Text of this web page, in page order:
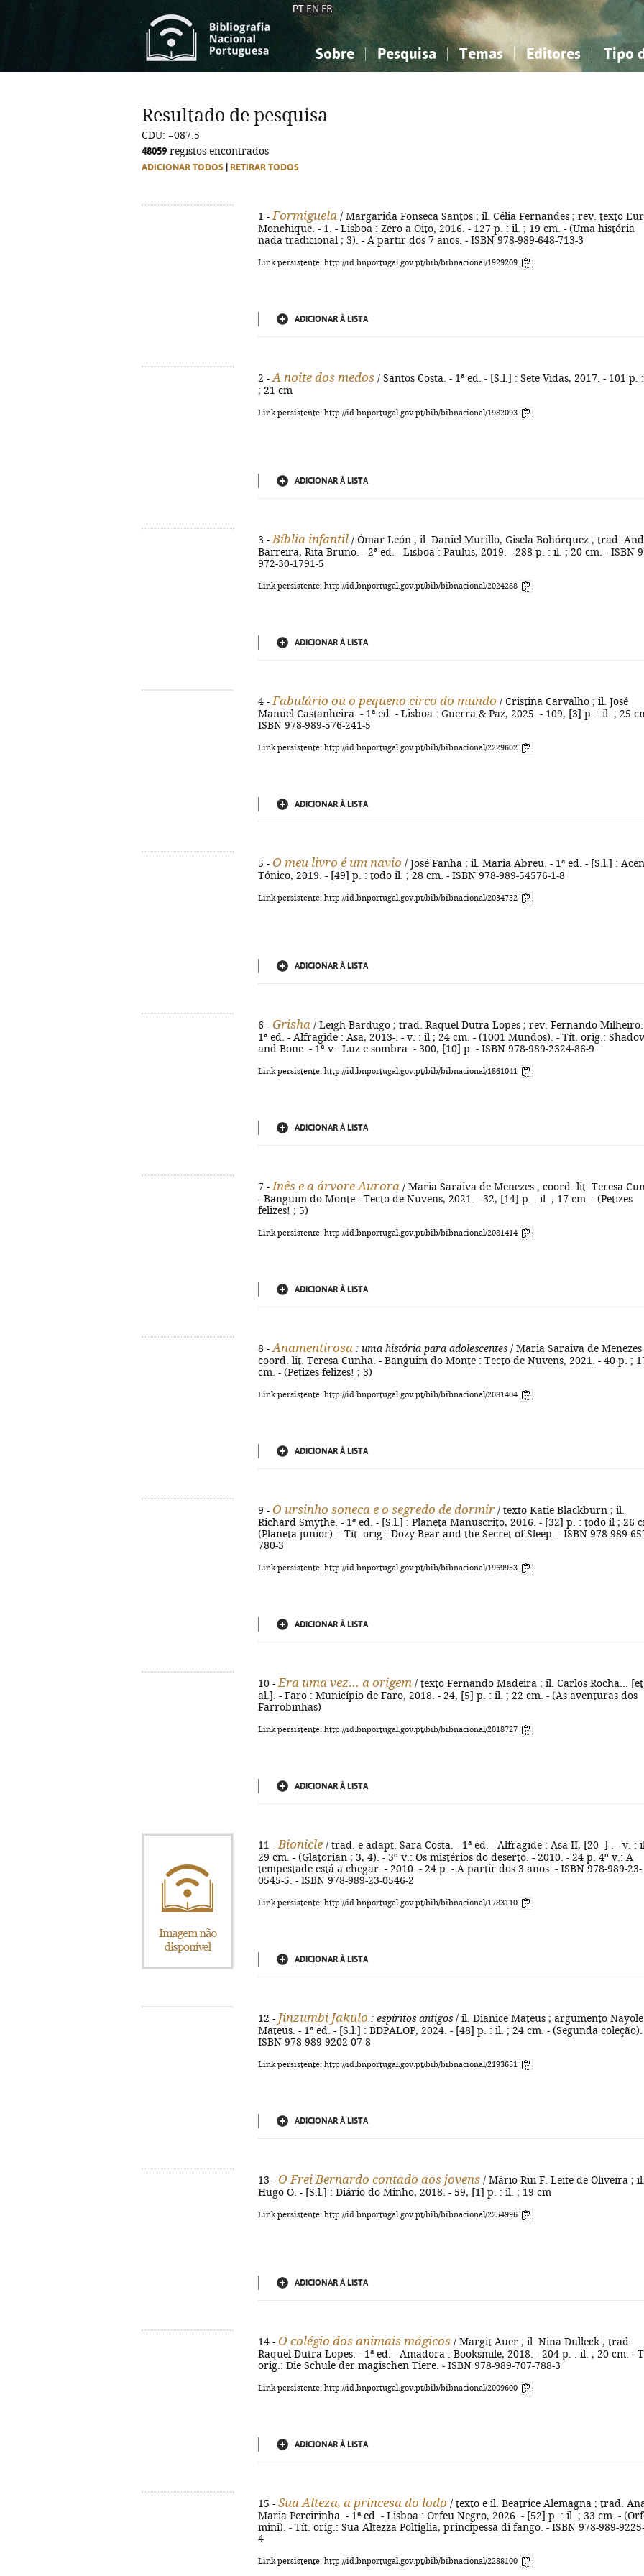
PT EN FR
Sobre Pesquisa Temas
Ciências sociais...
Editores Tipo
Ciências sociais...
Resultado de pesquisa
CDU: =087.5
48059 registos encontrados
ADICIONAR TODOS RETIRAR TODOS
1 - Formiguela / Margarida Fonseca Santos ; il. Célia Fernandes ; rev. texto
Monchique. - 1. - Lisboa : Zero a Oito, 2016. - 127 p. : il. ; 19 cm. - (Uma história
nada tradicional ; 3). - A partir dos 7 anos. - ISBN 978-989-648-713-3
Link persistente: http://id.bnportugal.gov.pt/bib/bibnacional/1929209
ADICIONAR À LISTA
2 - A noite dos medos / Santos Costa. - 1ª ed. - [S.l.] : Sete Vidas, 2017. - 101 p. :
; 21 cm
Link persistente: http://id.bnportugal.gov.pt/bib/bibnacional/1982093
ADICIONAR À LISTA
3 - Bíblia infantil / Ómar León ; il. Daniel Murillo, Gisela Bohórquez ; trad.
Barreira, Rita Bruno. - 2ª ed. - Lisboa : Paulus, 2019. - 288 p. : il. ; 20 cm. - ISBN
972-30-1791-5
Link persistente: http://id.bnportugal.gov.pt/bib/bibnacional/2024288
ADICIONAR À LISTA
4 - Fabulário ou o pequeno circo do mundo / Cristina Carvalho ; il. José
Manuel Castanheira. - 1ª ed. - Lisboa : Guerra & Paz, 2025. - 109, [3] p. : il. ; 25
ISBN 978-989-576-241-5
Link persistente: http://id.bnportugal.gov.pt/bib/bibnacional/2229602
ADICIONAR À LISTA
5 - O meu livro é um navio / José Fanha ; il. Maria Abreu. - 1ª ed. - [S.l.] :
Tónico, 2019. - [49] p. : todo il. ; 28 cm. - ISBN 978-989-54576-1-8
Link persistente: http://id.bnportugal.gov.pt/bib/bibnacional/2034752
ADICIONAR À LISTA
6 - Grisha / Leigh Bardugo ; trad. Raquel Dutra Lopes ; rev. Fernando
1ª ed. - Alfragide : Asa, 2013-. - v. : il ; 24 cm. - (1001 Mundos). - Tít. orig.:
and Bone. - 1º v.: Luz e sombra. - 300, [10] p. - ISBN 978-989-2324-86-9
Link persistente: http://id.bnportugal.gov.pt/bib/bibnacional/1861041
ADICIONAR À LISTA
7 - Inês e a árvore Aurora / Maria Saraiva de Menezes ; coord. lit. Teresa
- Banguim do Monte : Tecto de Nuvens, 2021. - 32, [14] p. : il. ; 17 cm. - (Petizes
felizes! ; 5)
Link persistente: http://id.bnportugal.gov.pt/bib/bibnacional/2081414
ADICIONAR À LISTA
8 - Anamentirosa : uma história para adolescentes / Maria Saraiva de Menezes
coord. lit. Teresa Cunha. - Banguim do Monte : Tecto de Nuvens, 2021. - 40 p. ;
cm. - (Petizes felizes! ; 3)
Link persistente: http://id.bnportugal.gov.pt/bib/bibnacional/2081404
ADICIONAR À LISTA
9 - O ursinho soneca e o segredo de dormir / texto Katie Blackburn ; il.
Richard Smythe. - 1ª ed. - [S.l.] : Planeta Manuscrito, 2016. - [32] p. : todo il ; 26
(Planeta junior). - Tít. orig.: Dozy Bear and the Secret of Sleep. - ISBN 978-989-
780-3
Link persistente: http://id.bnportugal.gov.pt/bib/bibnacional/1969953
ADICIONAR À LISTA
10 - Era uma vez... a origem / texto Fernando Madeira ; il. Carlos Rocha... [et
al.]. - Faro : Município de Faro, 2018. - 24, [5] p. : il. ; 22 cm. - (As aventuras dos
Farrobinhas)
Link persistente: http://id.bnportugal.gov.pt/bib/bibnacional/2018727
ADICIONAR À LISTA
11 - Bionicle / trad. e adapt. Sara Costa. - 1ª ed. - Alfragide : Asa II, [20--]-. - v. :
29 cm. - (Glatorian ; 3, 4). - 3º v.: Os mistérios do deserto. - 2010. - 24 p. 4º v.: A
tempestade está a chegar. - 2010. - 24 p. - A partir dos 3 anos. - ISBN 978-989-23-
0545-5. - ISBN 978-989-23-0546-2
Link persistente: http://id.bnportugal.gov.pt/bib/bibnacional/1783110
ADICIONAR À LISTA
12 - Jinzumbi Jakulo : espíritos antigos / il. Dianice Mateus ; argumento Nayole
Mateus. - 1ª ed. - [S.l.] : BDPALOP, 2024. - [48] p. : il. ; 24 cm. - (Segunda coleção).
ISBN 978-989-9202-07-8
Link persistente: http://id.bnportugal.gov.pt/bib/bibnacional/2193651
ADICIONAR À LISTA
13 - O Frei Bernardo contado aos jovens / Mário Rui F. Leite de Oliveira ; il.
Hugo O. - [S.l.] : Diário do Minho, 2018. - 59, [1] p. : il. ; 19 cm
Link persistente: http://id.bnportugal.gov.pt/bib/bibnacional/2254996
ADICIONAR À LISTA
14 - O colégio dos animais mágicos / Margit Auer ; il. Nina Dulleck ; trad.
Raquel Dutra Lopes. - 1ª ed. - Amadora : Booksmile, 2018. - 204 p. : il. ; 20 cm. -
orig.: Die Schule der magischen Tiere. - ISBN 978-989-707-788-3
Link persistente: http://id.bnportugal.gov.pt/bib/bibnacional/2009600
ADICIONAR À LISTA
15 - Sua Alteza, a princesa do lodo / texto e il. Beatrice Alemagna ; trad.
Maria Pereirinha. - 1ª ed. - Lisboa : Orfeu Negro, 2026. - [52] p. : il. ; 33 cm. -
mini). - Tít. orig.: Sua Altezza Poltiglia, principessa di fango. - ISBN 978-989-
4
Link persistente: http://id.bnportugal.gov.pt/bib/bibnacional/2288100